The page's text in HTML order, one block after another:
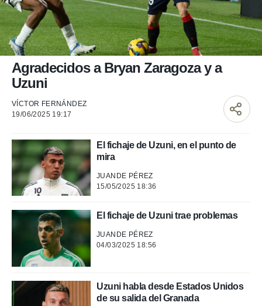
permite
seguir
contenido
botón
a la
la
nuestros
nos
análisis
en
perfil
nuestra
ACEPTAR
CONTINUAR
CONFIGURAR
Agradecidos a Bryan Zaragoza y a
Uzuni
VÍCTOR FERNÁNDEZ
19/06/2025 19:17
El fichaje de Uzuni, en el punto de
mira
JUANDE PÉREZ
15/05/2025 18:36
El fichaje de Uzuni trae problemas
JUANDE PÉREZ
04/03/2025 18:56
Uzuni habla desde Estados Unidos
de su salida del Granada